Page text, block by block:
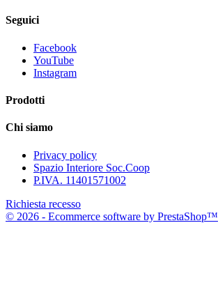
Seguici
Facebook
YouTube
Instagram
Prodotti
Chi siamo
Privacy policy
Spazio Interiore Soc.Coop
P.IVA. 11401571002
Richiesta recesso
© 2026 - Ecommerce software by PrestaShop™